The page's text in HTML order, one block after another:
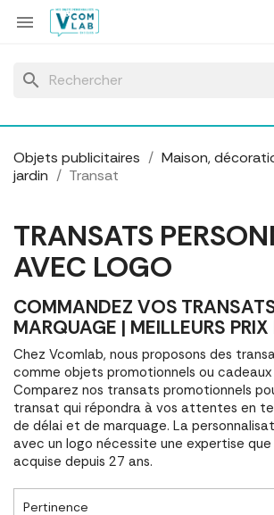

search
Objets publicitaires
Maison,
jardin
Transat
TRANSATS
AVEC LOGO
COMMANDEZ VOS
MARQUAGE | MEILLEURS
Chez Vcomlab, nous proposons des
comme objets promotionnels ou cadeaux
Comparez nos transats promotionnels
transat qui répondra à vos attentes en
de délai et de marquage. La
avec un logo nécessite une expertise
acquise depuis 27 ans.
Pertinence
Panneau de gestion des cookies